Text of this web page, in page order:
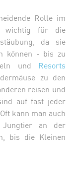
Rolle im
wichtig für die
da sie
können - bis zu
und Resorts
zu den
reisen und
auf fast jeder
kann man auch
an der
bis die Kleinen